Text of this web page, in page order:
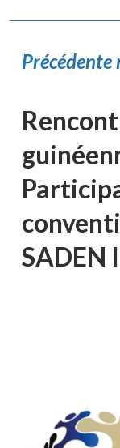
Précédente
SADEN